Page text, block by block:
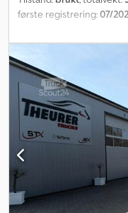
første registrering:07/